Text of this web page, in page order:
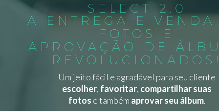
SELECT 2.0
A ENTREGA E
FOTOS E
APROVAÇÃO DE
Um jeito fácil e agradável para seu cliente
escolher, favoritar, compartilhar suas
fotos e também aprovar seu álbum.